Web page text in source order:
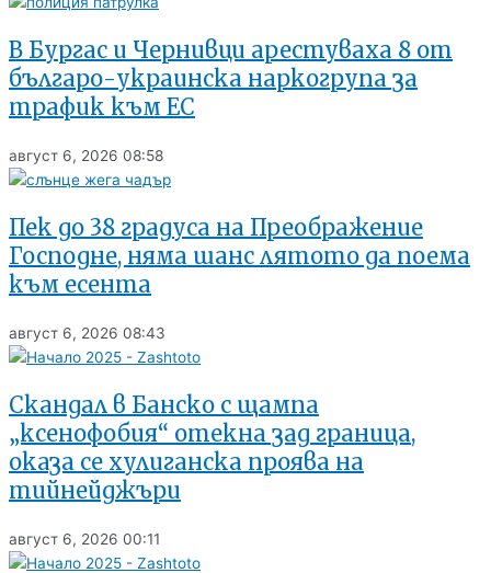
В Бургас и Чернивци арестуваха 8 от
българо-украинска наркогрупа за
трафик към ЕС
август 6, 2026 08:58
Пек до 38 градуса на Преображение
Господне, няма шанс лятото да поема
към есента
август 6, 2026 08:43
Скандал в Банско с щампа
„ксенофобия“ отекна зад граница,
оказа се хулиганска проява на
тийнейджъри
август 6, 2026 00:11